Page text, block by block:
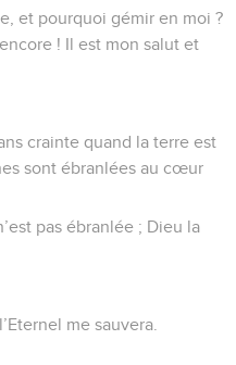
et pourquoi gémir en moi ?
! Il est mon salut et
crainte quand la terre est
sont ébranlées au cœur
pas ébranlée ; Dieu la
me sauvera.